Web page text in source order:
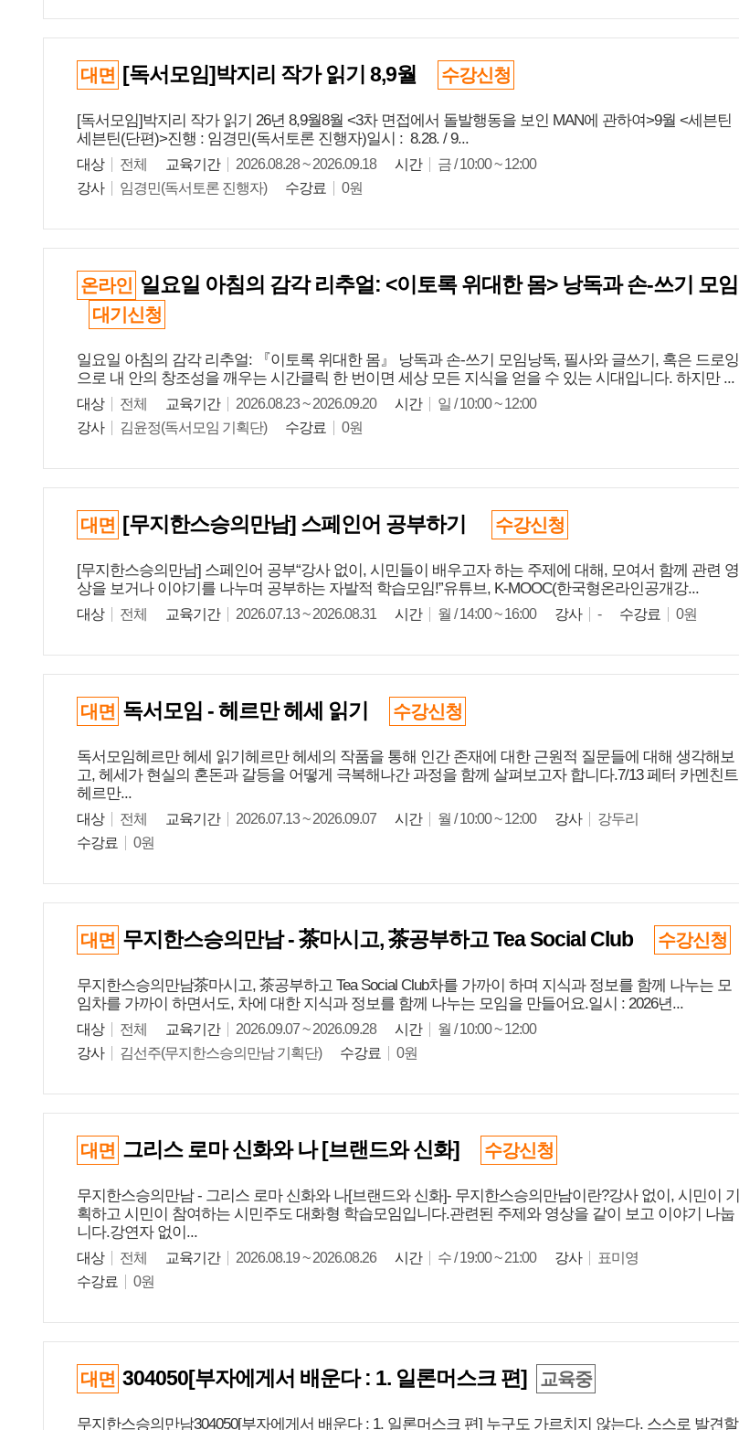
대면 [독서모임]박지리 작가 읽기 8,9월 수강신청
[독서모임]박지리 작가 읽기 26년 8,9월8월 <3차 면접에서 돌발행동을 보인 MAN에 관하여>9월 <세븐틴
세븐틴(단편)>진행 : 임경민(독서토론 진행자)일시 : 8.28. / 9...
대상 전체 교육기간 2026.08.28 ~ 2026.09.18 시간
금 / 10:00 ~ 12:00
강사
임경민(독서토론 진행자) 수강료 0원
온라인 일요일 아침의 감각 리추얼: <이토록 위대한 몸> 낭독과 손-쓰기 모임
대기신청
일요일 아침의 감각 리추얼: 『이토록 위대한 몸』 낭독과 손-쓰기 모임낭독, 필사와 글쓰기, 혹은 드로잉
으로 내 안의 창조성을 깨우는 시간클릭 한 번이면 세상 모든 지식을 얻을 수 있는 시대입니다. 하지만 ...
대상 전체 교육기간 2026.08.23 ~ 2026.09.20 시간
일 / 10:00 ~ 12:00
강사
김윤정(독서모임 기획단) 수강료 0원
대면 [무지한스승의만남] 스페인어 공부하기 수강신청
[무지한스승의만남] 스페인어 공부“강사 없이, 시민들이 배우고자 하는 주제에 대해, 모여서 함께 관련 영
상을 보거나 이야기를 나누며 공부하는 자발적 학습모임!”유튜브, K-MOOC(한국형온라인공개강...
대상 전체 교육기간 2026.07.13 ~ 2026.08.31 시간 월 / 14:00 ~ 16:00 강사 - 수강료 0원
대면 독서모임 - 헤르만 헤세 읽기 수강신청
독서모임헤르만 헤세 읽기헤르만 헤세의 작품을 통해 인간 존재에 대한 근원적 질문들에 대해 생각해보
고, 헤세가 현실의 혼돈과 갈등을 어떻게 극복해나간 과정을 함께 살펴보고자 합니다.7/13 페터 카멘친트
헤르만...
대상 전체 교육기간 2026.07.13 ~ 2026.09.07 시간 월 / 10:00 ~ 12:00 강사
강두리
수강료
0원
대면 무지한스승의만남 - 茶마시고, 茶공부하고 Tea Social Club 수강신청
무지한스승의만남茶마시고, 茶공부하고 Tea Social Club차를 가까이 하며 지식과 정보를 함께 나누는 모
임차를 가까이 하면서도, 차에 대한 지식과 정보를 함께 나누는 모임을 만들어요.일시 : 2026년...
대상 전체 교육기간 2026.09.07 ~ 2026.09.28 시간
월 / 10:00 ~ 12:00
강사
김선주(무지한스승의만남 기획단) 수강료 0원
대면 그리스 로마 신화와 나 [브랜드와 신화] 수강신청
무지한스승의만남 - 그리스 로마 신화와 나[브랜드와 신화]- 무지한스승의만남이란?강사 없이, 시민이 기
획하고 시민이 참여하는 시민주도 대화형 학습모임입니다.관련된 주제와 영상을 같이 보고 이야기 나눕
니다.강연자 없이...
대상 전체 교육기간 2026.08.19 ~ 2026.08.26 시간 수 / 19:00 ~ 21:00 강사
표미영
수강료
0원
대면 304050[부자에게서 배운다 : 1. 일론머스크 편] 교육중
무지한스승의만남304050[부자에게서 배운다 : 1. 일론머스크 편] 누구도 가르치지 않는다. 스스로 발견할